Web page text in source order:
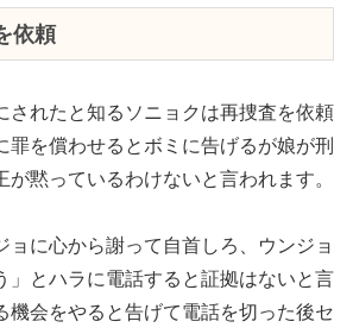
依頼
されたと知るソニョクは再捜査を依頼
罪を償わせるとボミに告げるが娘が刑
が黙っているわけないと言われます。
ョに心から謝って自首しろ、ウンジョ
」とハラに電話すると証拠はないと言
機会をやると告げて電話を切った後セ